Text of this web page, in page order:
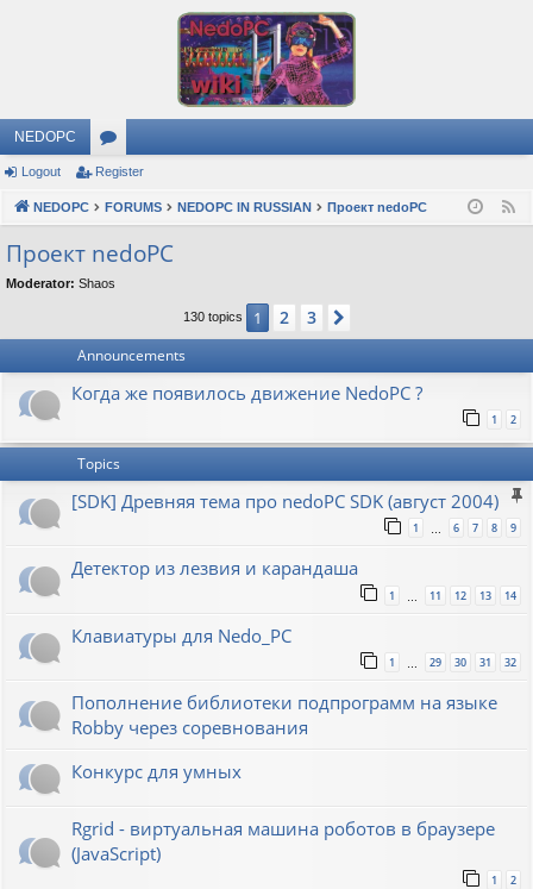
NEDOPC
or
u
s
Logout Register
NEDOPC FORUMS NEDOPC IN RUSSIAN Проект nedoPC
Проект nedoPC
Moderator: Shaos
130 topics 1 2 3
Announcements
Когда же появилось движение NedoPC ?
1 2
Topics
[SDK] Древняя тема про nedoPC SDK (август 2004)
1 … 6 7 8 9
Детектор из лезвия и карандаша
1 11 12 13 14
Клавиатуры для Nedo_PC
1 29 30 31 32
Пополнение библиотеки подпрограмм на языке
Robby через соревнования
Конкурс для умных
Rgrid - виртуальная машина роботов в браузере
(JavaScript)
1 2